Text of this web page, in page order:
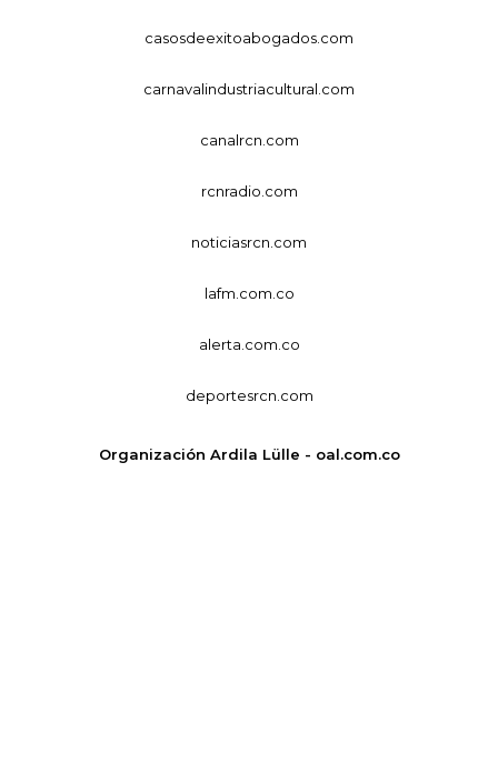
casosdeexitoabogados.com
carnavalindustriacultural.com
canalrcn.com
rcnradio.com
noticiasrcn.com
lafm.com.co
alerta.com.co
deportesrcn.com
Organización Ardila Lülle - oal.com.co